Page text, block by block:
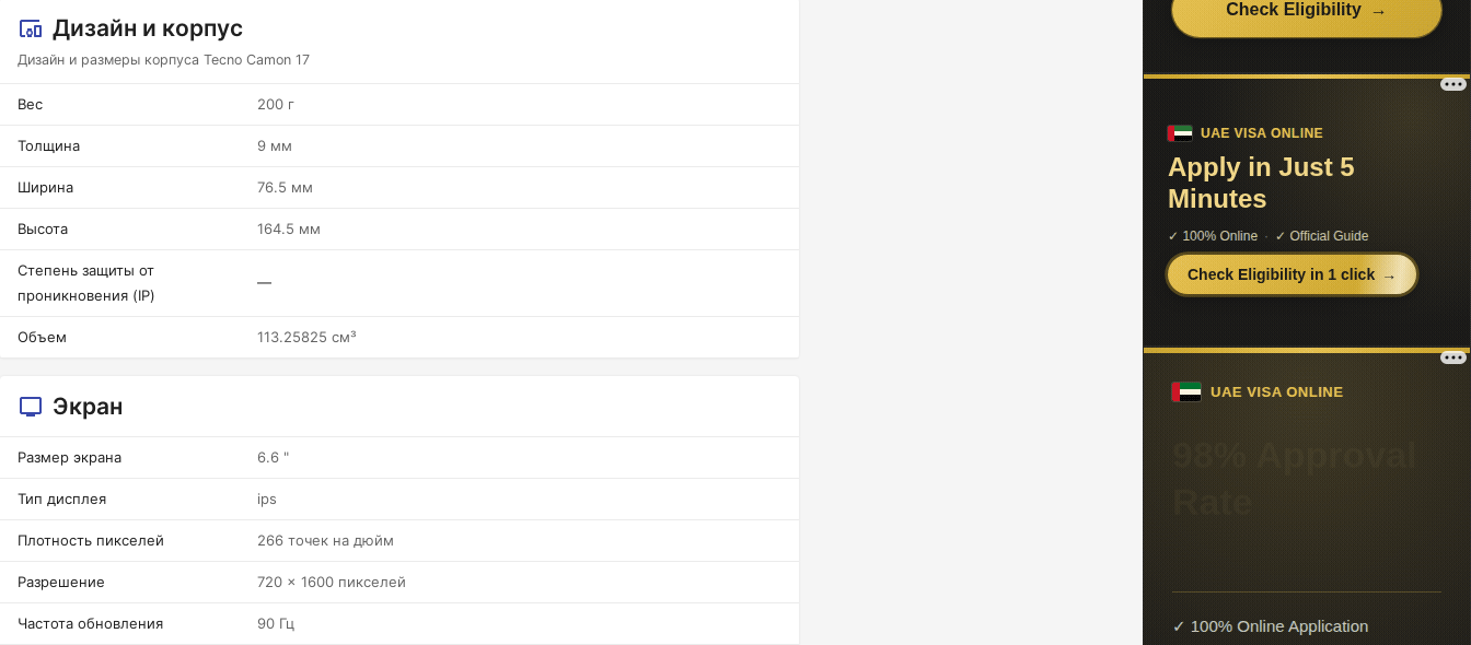
Дизайн и корпус
Дизайн и размеры корпуса Tecno Camon 17
Вес 200 г
Толщина 9 мм
Ширина 76.5 мм
Высота 164.5 мм
Степень защиты от
проникновения (IP)
—
Объем 113.25825 см³
Экран
Размер экрана 6.6 "
Тип дисплея ips
Плотность пикселей 266 точек на дюйм
Разрешение 720 x 1600 пикселей
Частота обновления 90 Гц